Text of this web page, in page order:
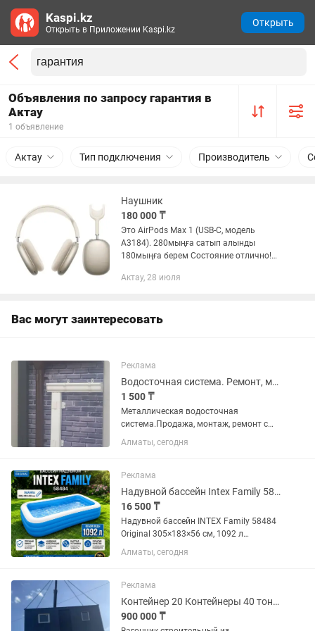
Объявления по запросу гарантия в
Актау
1 объявление
Актау Тип подключения Производитель
Наушник
180 000 ₸
Это AirPods Max 1 (USB-C, модель
A3184). 280мыңға сатып алынды
180мыңға берем Состояние отлично!
қолдандым тек (Срок гарантия
Актау, 28 июля
Вас могут заинтересовать
Реклама
Водосточная система. Ремонт, монтаж.
1 500 ₸
Металлическая водосточная
система.Продажа, монтаж, ремонт с
гарантией. Выезд, замер бесплатно.
Алматы, сегодня
Реклама
Надувной бассейн Intex Family 58484 Original 305 на 183 на 56 см
16 500 ₸
Надувной бассейн INTEX Family 58484
Original 305×183×56 см, 1092 л
Оригинальный семейный надувной
бассейн INTEX Family 58484 –
взрослых в жаркие летние дни....
Алматы, сегодня
Реклама
Контейнер 20 Контейнеры 40 тонн Контейнер Утепленный
900 000 ₸
Kaspi.kz
Открыть в Приложении Kaspi.kz
Открыть